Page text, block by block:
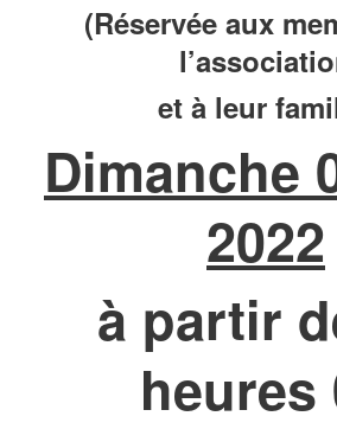
(Réservée aux
et à leur
Dimanche
2022
à partir
heures